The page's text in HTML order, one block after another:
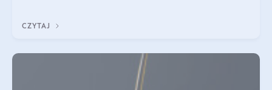
CZYTAJ